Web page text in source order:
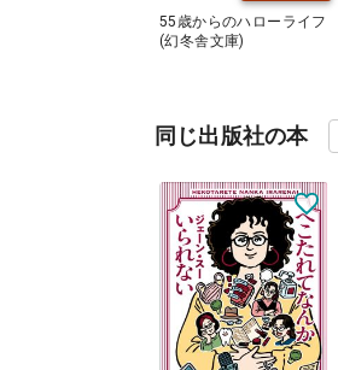
55歳からのハローライフ
(幻冬舎文庫)
同じ出版社の本